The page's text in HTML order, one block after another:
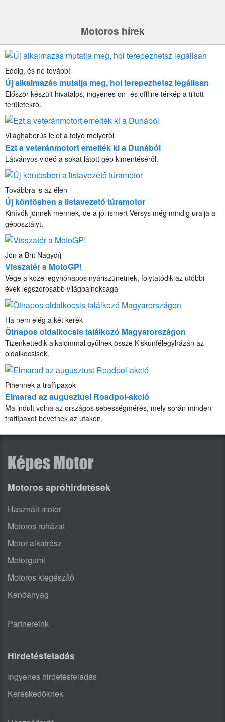
Motoros hírek
Eddig, és ne tovább!
Új alkalmazás mutatja meg, hol terepezhetsz legálisan
Először készült hivatalos, ingyenes on- és offline térkép a tiltott
területekről.
Világháborús lelet a folyó mélyéről
Ezt a veteránmotort emelték ki a Dunából
Látványos videó a sokat látott gép kimentéséről.
Továbbra is az élen
Új köntösben a listavezető túramotor
Kihívók jönnek-mennek, de a jól ismert Versys még mindig uralja a
géposztályt.
Jön a Brit Nagydíj
Visszatér a MotoGP!
Vége a közel egyhónapos nyáriszünetnek, folytatódik az utóbbi
évek legszorosabb világbajnoksága
Ha nem elég a két kerék
Ötnapos oldalkocsis találkozó Magyarországon
Tizenkettedik alkalommal gyűlnek össze Kiskunfélegyházán az
oldalkocsisok.
Pihennek a traffipaxok
Elmarad az augusztusi Roadpol-akció
Ma indult volna az országos sebességmérés, mely során minden
traffipaxot bevetnek az utakon.
Motoros apróhirdetések
Használt motor
Motoros ruházat
Motor alkatrész
Motorgumi
Motoros kiegészítő
Kenőanyag
Partnereink
Hirdetésfeladás
Ingyenes hirdetésfeladás
Kereskedőknek